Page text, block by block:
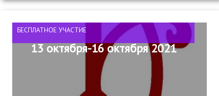
БЕСПЛАТНОЕ УЧАСТИЕ
13 октября-16 октября 2021